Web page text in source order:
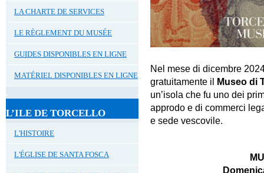
LA CHARTE DE SERVICES
LE RÈGLEMENT DU MUSÉE
GUIDES DISPONIBLES EN LIGNE
MATÉRIEL DISPONIBLES EN LIGNE
L’ILE DE TORCELLO
L'HISTOIRE
L'ÉGLISE DE SANTA FOSCA
Nel mese di dicembre
gratuitamente il
Museo di
un’isola che fu uno dei
approdo e di commerci
e sede vescovile.